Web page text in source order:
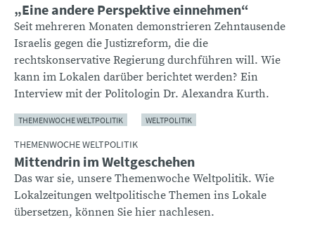
„Eine andere Perspektive einnehmen“
Seit mehreren Monaten demonstrieren Zehntausende
Israelis gegen die Justizreform, die die
rechtskonservative Regierung durchführen will. Wie
kann im Lokalen darüber berichtet werden? Ein
Interview mit der Politologin Dr. Alexandra Kurth.
THEMENWOCHE WELTPOLITIK WELTPOLITIK
THEMENWOCHE WELTPOLITIK
Mittendrin im Weltgeschehen
Das war sie, unsere Themenwoche Weltpolitik. Wie
Lokalzeitungen weltpolitische Themen ins Lokale
übersetzen, können Sie hier nachlesen.